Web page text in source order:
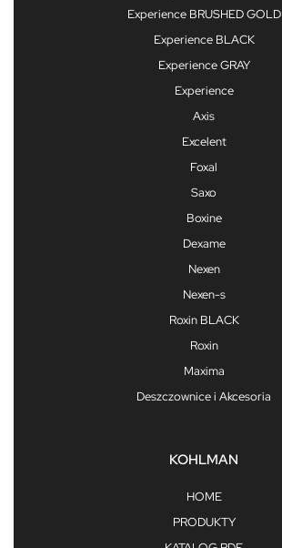
Experience BRUSHED GOLD
Experience BLACK
Experience GRAY
Experience
Axis
Excelent
Foxal
Saxo
Boxine
Dexame
Nexen
Nexen-s
Roxin BLACK
Roxin
Maxima
Deszczownice i Akcesoria
KOHLMAN
HOME
PRODUKTY